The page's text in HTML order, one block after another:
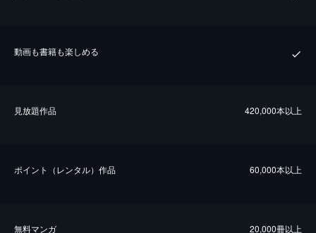
動画も書籍も楽しめる
⾒放題作品 420,000本以上
ポイント（レンタル）作品 60,000本以上
無料マンガ 20,000冊以上